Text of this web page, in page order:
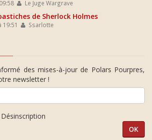
Le Juge Wargrave
de Sherlock Holmes
19:51 Ssarlotte
des mises-à-jour de Polars Pourpres,
newsletter !
Désinscription